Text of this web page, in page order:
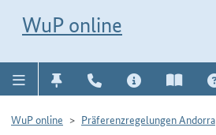
WuP online
WuP online Präferenzregelungen Andorra